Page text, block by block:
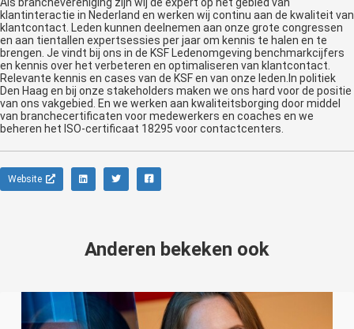
klantinteractie in Nederland en werken wij continu aan de kwaliteit van
klantcontact. Leden kunnen deelnemen aan onze grote congressen
en aan tientallen expertsessies per jaar om kennis te halen en te
brengen. Je vindt bij ons in de KSF Ledenomgeving benchmarkcijfers
en kennis over het verbeteren en optimaliseren van klantcontact.
Relevante kennis en cases van de KSF en van onze leden.In politiek
Den Haag en bij onze stakeholders maken we ons hard voor de positie
van ons vakgebied. En we werken aan kwaliteitsborging door middel
van branchecertificaten voor medewerkers en coaches en we
beheren het ISO-certificaat 18295 voor contactcenters.
Website
Anderen bekeken ook